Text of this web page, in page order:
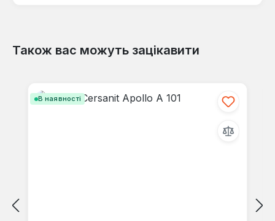
Відгуків не знайдено. Поділіться
Також вас можуть зацікавити
В наявності